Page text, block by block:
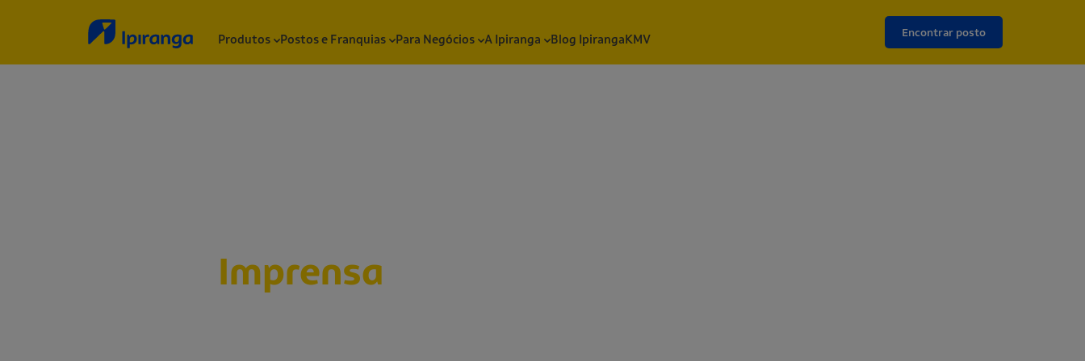
Produtos Postos e Franquias Para Negócios A Ipiranga Blog IpirangaKMV Encontrar posto
Imprensa